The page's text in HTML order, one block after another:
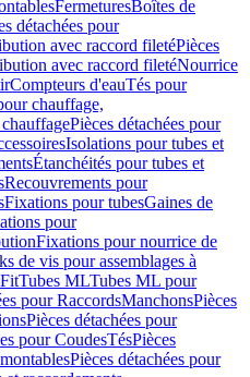
FermeturesBoîtes de
détachées pour
avec raccord filetéPièces
avec raccord filetéNourrice
Compteurs d'eauTés pour
chauffage,
Pièces détachées pour
Isolations pour tubes et
Étanchéités pour tubes et
Recouvrements pour
Fixations pour tubesGaines de
pour
Fixations pour nourrice de
de vis pour assemblages à
Tubes MLTubes ML pour
pour RaccordsManchonsPièces
Pièces détachées pour
pour CoudesTésPièces
Pièces détachées pour